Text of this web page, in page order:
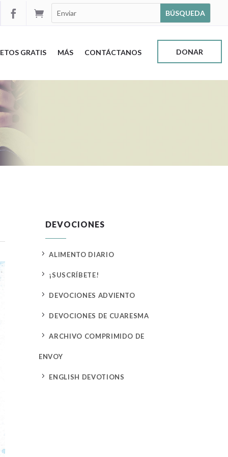


GRATIS MÁS CONTÁCTANOS DONAR
DEVOCIONES
5 ALIMENTO DIARIO
5 ¡SUSCRÍBETE!
5 DEVOCIONES ADVIENTO
5 DEVOCIONES DE CUARESMA
5 ARCHIVO COMPRIMIDO DE
ENVOY
5 ENGLISH DEVOTIONS